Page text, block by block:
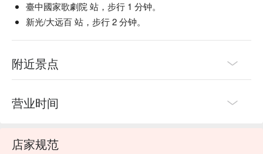
臺中國家歌劇院 站，步行 1 分钟。
新光/大远百 站，步行 2 分钟。
附近景点
营业时间
店家规范